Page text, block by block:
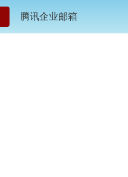
腾讯企业邮箱